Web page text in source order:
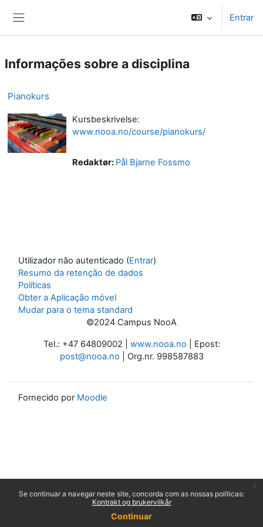
Se continuar a navegar neste site, concorda com as nossas políticas:
Kontrakt og brukervilkår
Continuar
Entrar
Informações sobre a disciplina
Pianokurs
Kursbeskrivelse:
www.nooa.no/course/pianokurs/
Redaktør: Pål Bjarne Fossmo
Utilizador não autenticado (Entrar)
Resumo da retenção de dados
Políticas
Obter a Aplicação móvel
Mudar para o tema standard
©2024 Campus NooA
Tel.: +47 64809002 | www.nooa.no | Epost:
post@nooa.no | Org.nr. 998587883
Fornecido por Moodle